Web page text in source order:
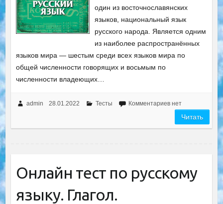
один из восточнославянских
языков, национальный язык
русского народа. Является одним
из наиболее распространённых
языков мира — шестым среди всех языков мира по
общей численности говорящих и восьмым по
численности владеющих…
admin 28.01.2022 Тесты Комментариев нет
Читать
Онлайн тест по русскому
языку. Глагол.